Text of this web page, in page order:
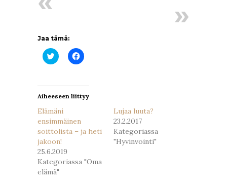
Jaa tämä:
Jaa
Twitterissä(Avautuu
Jaa
Facebookissa(Avautuu
Aiheeseen liittyy
Elämäni
ensimmäinen
soittolista – ja heti
jakoon!
25.6.2019
Kategoriassa "Oma
elämä"
Lujaa luuta?
23.2.2017
Kategoriassa
"Hyvinvointi"